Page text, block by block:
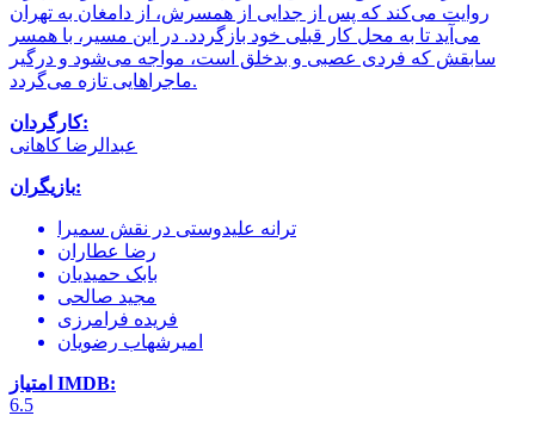
روایت می‌کند که پس از جدایی از همسرش، از دامغان به تهران
می‌آید تا به محل کار قبلی خود بازگردد. در این مسیر، با همسر
سابقش که فردی عصبی و بدخلق است، مواجه می‌شود و درگیر
ماجراهایی تازه می‌گردد.
کارگردان:
عبدالرضا کاهانی
بازیگران:
ترانه علیدوستی در نقش سمیرا
رضا عطاران
بابک حمیدیان
مجید صالحی
فریده فرامرزی
امیرشهاب رضویان
امتیاز IMDB:
6.5